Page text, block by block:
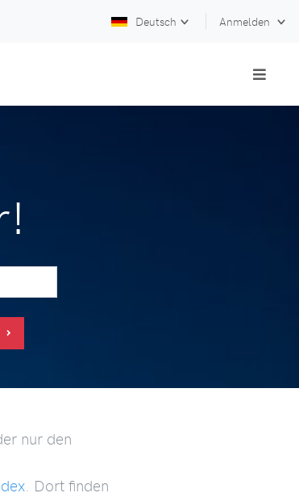
Deutsch Anmelden
nur den
. Dort finden